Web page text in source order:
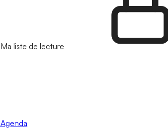
Ma liste de lecture
Agenda